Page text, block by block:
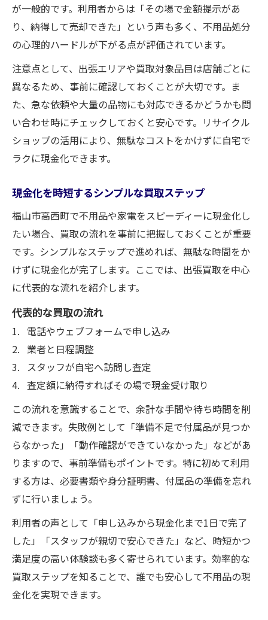
が一般的です。利用者からは「その場で金額提示があ
り、納得して売却できた」という声も多く、不用品処分
の心理的ハードルが下がる点が評価されています。
注意点として、出張エリアや買取対象品目は店舗ごとに
異なるため、事前に確認しておくことが大切です。ま
た、急な依頼や大量の品物にも対応できるかどうかも問
い合わせ時にチェックしておくと安心です。リサイクル
ショップの活用により、無駄なコストをかけずに自宅で
ラクに現金化できます。
現金化を時短するシンプルな買取ステップ
福山市高西町で不用品や家電をスピーディーに現金化し
たい場合、買取の流れを事前に把握しておくことが重要
です。シンプルなステップで進めれば、無駄な時間をか
けずに現金化が完了します。ここでは、出張買取を中心
に代表的な流れを紹介します。
代表的な買取の流れ
電話やウェブフォームで申し込み
業者と日程調整
スタッフが自宅へ訪問し査定
査定額に納得すればその場で現金受け取り
この流れを意識することで、余計な手間や待ち時間を削
減できます。失敗例として「準備不足で付属品が見つか
らなかった」「動作確認ができていなかった」などがあ
りますので、事前準備もポイントです。特に初めて利用
する方は、必要書類や身分証明書、付属品の準備を忘れ
ずに行いましょう。
利用者の声として「申し込みから現金化まで1日で完了
した」「スタッフが親切で安心できた」など、時短かつ
満足度の高い体験談も多く寄せられています。効率的な
買取ステップを知ることで、誰でも安心して不用品の現
金化を実現できます。